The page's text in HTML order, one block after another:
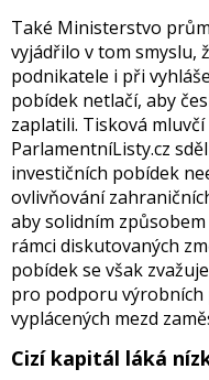
Také Ministerstvo
vyjádřilo v tom smyslu,
podnikatele i při
pobídek netlačí, aby
zaplatili. Tisková
ParlamentníListy.cz
investičních pobídek
ovlivňování
aby solidním
rámci diskutovaných
pobídek se však
pro podporu
vyplácených mezd
Cizí kapitál láká